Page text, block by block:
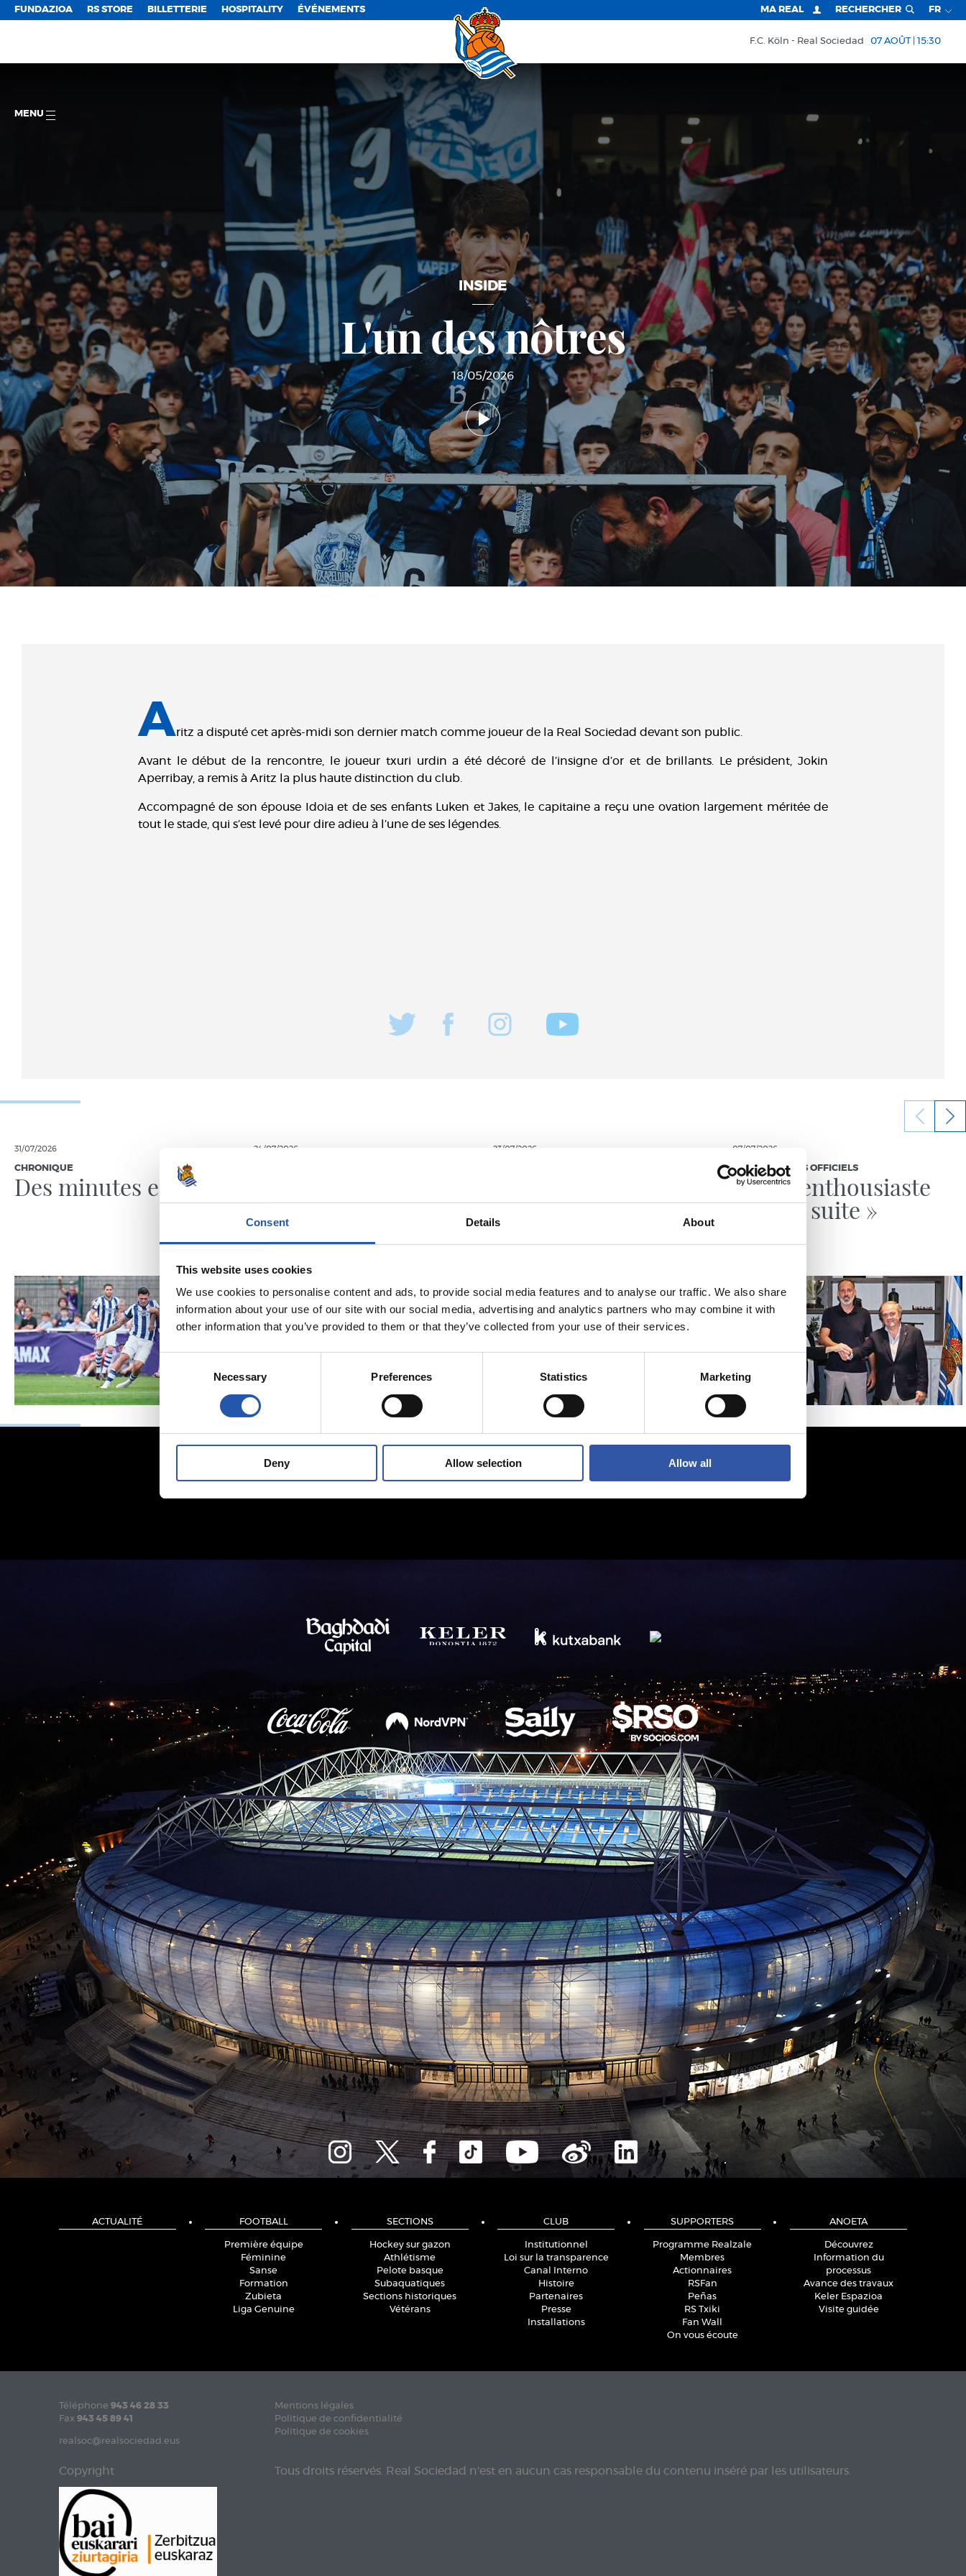
Consent Details About
This website uses cookies
We use cookies to personalise content and ads, to provide social media features and to analyse our traffic. We also share
information about your use of our site with our social media, advertising and analytics partners who may combine it with
other information that you’ve provided to them or that they’ve collected from your use of their services.
Consent
Selection
Necessary Preferences Statistics Marketing
Deny Allow selection Allow all
FUNDAZIOA RS STORE BILLETTERIE HOSPITALITY ÉVÉNEMENTS MA REAL RECHERCHER FR
F.C. Köln Real Sociedad 07 AOÛT | 15:30
MENU
INSIDE
L'un des nôtres
18/05/2026
Aritz a disputé cet après-midi son dernier match comme joueur de la Real Sociedad devant son public.
Avant le début de la rencontre, le joueur txuri urdin a été décoré de l’insigne d’or et de brillants. Le président, Jokin
Aperribay, a remis à Aritz la plus haute distinction du club.
Accompagné de son épouse Idoia et de ses enfants Luken et Jakes, le capitaine a reçu une ovation largement méritée de
tout le stade, qui s’est levé pour dire adieu à l’une de ses légendes.
31/07/2026
CHRONIQUE
Des minutes en plus
24/07/2026
Pellegrino Matarazzo
23/07/2026 07/07/2026
COMMUNIQUÉS OFFICIELS
« Très enthousiaste
pour la suite »
ACTUALITÉ FOOTBALL
Première équipe
Féminine
Sanse
Formation
Zubieta
Liga Genuine
SECTIONS
Hockey sur gazon
Athlétisme
Pelote basque
Subaquatiques
Sections historiques
Vétérans
CLUB
Institutionnel
Loi sur la transparence
Canal Interno
Histoire
Partenaires
Presse
Installations
SUPPORTERS
Programme Realzale
Membres
Actionnaires
RSFan
Peñas
RS Txiki
Fan Wall
On vous écoute
ANOETA
Découvrez
Information du
processus
Avance des travaux
Keler Espazioa
Visite guidée
Téléphone 943 46 28 33
Fax 943 45 89 41
realsoc@realsociedad.eus
Mentions légales
Politique de confidentialité
Politique de cookies
Copyright Tous droits réservés. Real Sociedad n'est en aucun cas responsable du contenu inséré par les utilisateurs.